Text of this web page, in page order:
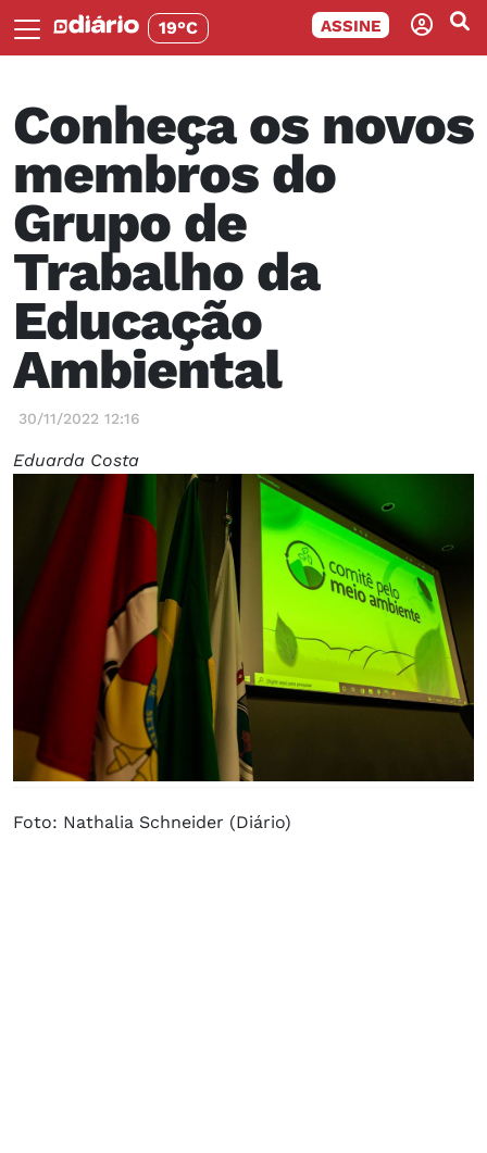
19°C ASSINE
Conheça os novos
membros do
Grupo de
Trabalho da
Educação
Ambiental
30/11/2022 12:16
Eduarda Costa
Foto: Nathalia Schneider (Diário)